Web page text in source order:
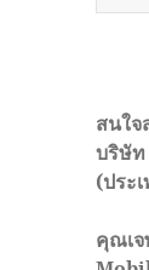
for:
สนใจ
บริษัท
(ประ
คุณเจ